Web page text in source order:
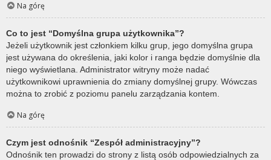
Na górę
Co to jest “Domyślna grupa użytkownika”?
Jeżeli użytkownik jest członkiem kilku grup, jego domyślna grupa
jest używana do określenia, jaki kolor i ranga będzie domyślnie dla
niego wyświetlana. Administrator witryny może nadać
użytkownikowi uprawnienia do zmiany domyślnej grupy. Wówczas
można to zrobić z poziomu panelu zarządzania kontem.
Na górę
Czym jest odnośnik “Zespół administracyjny”?
Odnośnik ten prowadzi do strony z listą osób odpowiedzialnych za